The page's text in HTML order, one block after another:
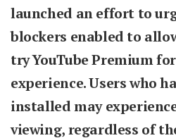
launched an effort to
blockers enabled to
try YouTube Premium
experience. Users who
installed may
viewing, regardless of